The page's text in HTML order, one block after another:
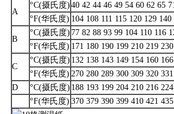
A
°C(摄氏度) 40 42 44 46 49 54 60 62 65
°F(华氏度) 104 108 111 115 120 129
B
°C(摄氏度) 77 82 88 93 99 104 110 116
°F(华氏度) 171 180 190 199 210 219
C
°C(摄氏度) 132 138 143 149 154 160
°F(华氏度) 270 280 289 300 309 320
D
°C(摄氏度) 188 193 199 204 210 216
°F(华氏度) 370 379 390 399 410 421